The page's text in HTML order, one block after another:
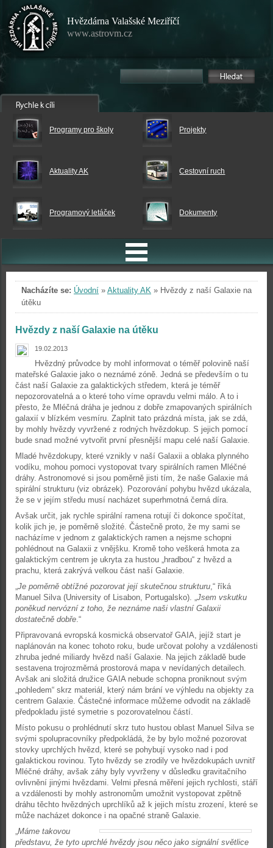
Hvězdárna Valašské Meziříčí
www.astrovm.cz
Programy pro školy Projekty
Aktuality AK Cestovní ruch
Programový letáček Dokumenty
Nacházíte se: Úvodní » Aktuality AK » Hvězdy z naší Galaxie na
útěku
Hvězdy z naší Galaxie na útěku
19.02.2013
Hvězdný průvodce by mohl informovat o téměř polovině naší
mateřské Galaxie jako o neznámé zóně. Jedná se především o tu
část naší Galaxie za galaktických středem, která je téměř
nepozorovatelná a o které toho víme opravdu velmi málo. A to i
přesto, že Mléčná dráha je jednou z dobře zmapovaných spirálních
galaxií v blízkém vesmíru. Zaplnit tato prázdná místa, jak se zdá,
by mohly hvězdy vyvržené z rodných hvězdokup. S jejich pomocí
bude snad možné vytvořit první přesnější mapu celé naší Galaxie.
Mladé hvězdokupy, které vznikly v naší Galaxii a oblaka plynného
vodíku, mohou pomoci vystopovat tvary spirálních ramen Mléčné
dráhy. Astronomové si jsou poměrně jisti tím, že naše Galaxie má
spirální strukturu (viz obrázek). Pozorování pohybu hvězd ukázala,
že se v jejím středu musí nacházet superhmotná černá díra.
Avšak určit, jak rychle spirální ramena rotují či dokonce spočítat,
kolik jich je, je poměrně složité. Částečně proto, že my sami se
nacházíme v jednom z galaktických ramen a nejsme schopni
pohlédnout na Galaxii z vnějšku. Kromě toho veškerá hmota za
galaktickým centrem je ukryta za hustou „hradbou“ z hvězd a
prachu, která zakrývá velkou část naší Galaxie.
„Je poměrně obtížné pozorovat její skutečnou strukturu,“ říká
Manuel Silva (University of Lisabon, Portugalsko). „Jsem vskutku
poněkud nervózní z toho, že neznáme naši vlastní Galaxii
dostatečně dobře.“
Připravovaná evropská kosmická observatoř GAIA, jejíž start je
naplánován na konec tohoto roku, bude určovat polohy a vzdálenosti
zhruba jedné miliardy hvězd naší Galaxie. Na jejich základě bude
sestavena trojrozměrná prostorová mapa v nevídaných detailech.
Avšak ani složitá družice GAIA nebude schopna proniknout svým
„pohledem“ skrz materiál, který nám brání ve výhledu na objekty za
centrem Galaxie. Částečné informace můžeme odvodit na základě
předpokladu jisté symetrie s pozorovatelnou částí.
Místo pokusu o prohlédnutí skrz tuto hustou oblast Manuel Silva se
svými spolupracovníky předpokládá, že by bylo možné pozorovat
stovky uprchlých hvězd, které se pohybují vysoko nad i pod
galaktickou rovinou. Tyto hvězdy se zrodily ve hvězdokupách uvnitř
Mléčné dráhy, avšak záhy byly vyvrženy v důsledku gravitačního
ovlivnění jinými hvězdami. Velmi přesná měření jejich rychlosti, stáří
a vzdálenosti by mohly astronomům umožnit vystopovat zpětně
dráhu těchto hvězdných uprchlíků až k jejich místu zrození, které se
může nacházet dokonce i na opačné straně Galaxie.
„Máme takovou
představu, že tyto uprchlé hvězdy jsou něco jako signální světlice